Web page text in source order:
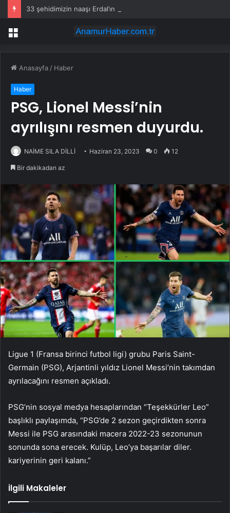
33 şehidimizin naaşı Erdal’ın siperi oldu
Menü
Anasayfa / Haber
Haber
PSG, Lionel Messi’nin
ayrılışını resmen duyurdu.
NAİME SILA DİLLİ Haziran 23, 2023 0 12
Bir dakikadan az
Ligue 1 (Fransa birinci futbol ligi) grubu Paris Saint-
Germain (PSG), Arjantinli yıldız Lionel Messi’nin takımdan
ayrılacağını resmen açıkladı.
PSG’nin sosyal medya hesaplarından “Teşekkürler Leo”
başlıklı paylaşımda, “PSG’de 2 sezon geçirdikten sonra
Messi ile PSG arasındaki macera 2022-23 sezonunun
sonunda sona erecek. Kulüp, Leo’ya başarılar diler.
kariyerinin geri kalanı.”
İlgili Makaleler